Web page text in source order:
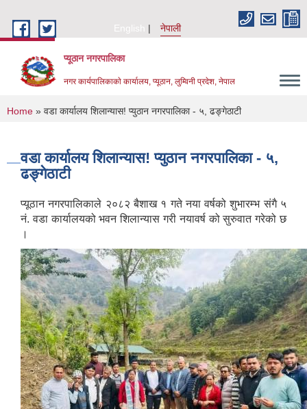
English
नेपाली
प्यूठान नगरपालिका
नगर कार्यपालिकाकाे कार्यालय, प्यूठान, लुम्विनी प्रदेश, नेपाल
You are here
Home » वडा कार्यालय शिलान्यास! प्युठान नगरपालिका - ५, ढङ्गेठाटी
वडा कार्यालय शिलान्यास! प्युठान नगरपालिका - ५,
ढङ्गेठाटी
प्यूठान नगरपालिकाले २०८२ बैशाख १ गते नया वर्षको शुभारम्भ संगै ५
नं. वडा कार्यालयको भवन शिलान्यास गरी नयावर्ष को सुरुवात गरेको छ
।